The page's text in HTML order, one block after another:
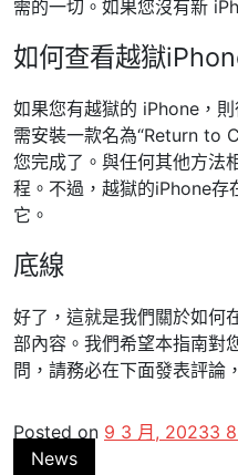
需的一切。如果您沒有新
如何查看越獄
如果您有越獄的 iPhone，
需安裝一款名為“Return to
您完成了。與任何其他方法
程。不過，越獄的iPhone存
它。
底線
好了，這就是我們關於如何
部內容。我們希望本指南對
問，請務必在下面發表評論
Posted on 9 3 月, 20233
News